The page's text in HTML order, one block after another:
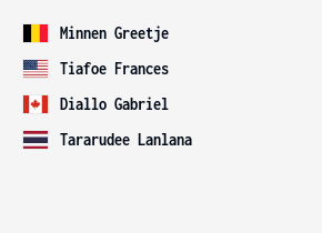
Minnen Greetje
Tiafoe Frances
Diallo Gabriel
Tararudee Lanlana